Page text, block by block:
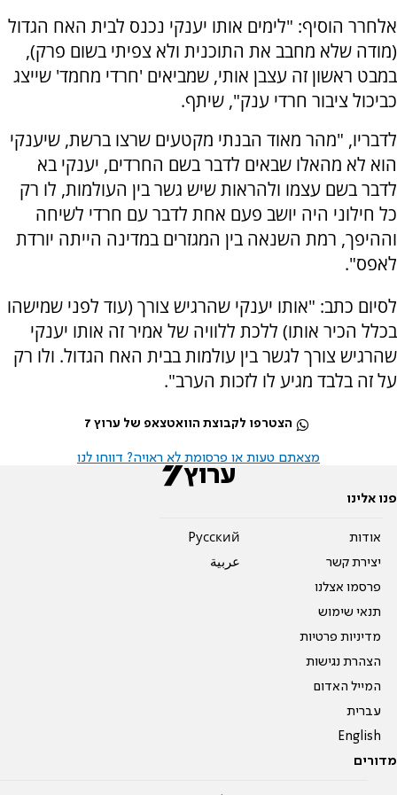
אלחרר הוסיף: "לימים אותו יענקי נכנס לבית האח הגדול
(מודה שלא מחבב את התוכנית ולא צפיתי בשום פרק),
במבט ראשון זה עצבן אותי, שמביאים 'חרדי מחמד' שייצג
כביכול ציבור חרדי ענק", שיתף.
לדבריו, "מהר מאוד הבנתי מקטעים שרצו ברשת, שיענקי
הוא לא מהאלו שבאים לדבר בשם החרדים, יענקי בא
לדבר בשם עצמו ולהראות שיש גשר בין העולמות, לו רק
כל חילוני היה יושב פעם אחת לדבר עם חרדי לשיחה
וההיפך, רמת השנאה בין המגזרים במדינה הייתה יורדת
לאפס".
לסיום כתב: "אותו יענקי שהרגיש צורך (עוד לפני שמישהו
בכלל הכיר אותו) ללכת ללוויה של אמיר זה אותו יענקי
שהרגיש צורך לגשר בין עולמות בבית האח הגדול. ולו רק
על זה בלבד מגיע לו לזכות הערב".
הצטרפו לקבוצת הוואטצאפ של ערוץ 7
מצאתם טעות או פרסומת לא ראויה? דווחו לנו
פנו אלינו
אודות
יצירת קשר
פרסמו אצלנו
תנאי שימוש
מדיניות פרטיות
הצהרת נגישות
המייל האדום
עברית
English
Pусский
عربية
מדורים